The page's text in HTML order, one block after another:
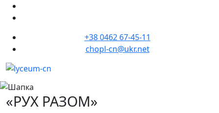
+38 0462 67-45-11
chopl-cn@ukr.net
«РУХ РАЗОМ»